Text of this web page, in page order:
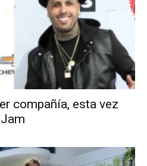
compañía, esta vez